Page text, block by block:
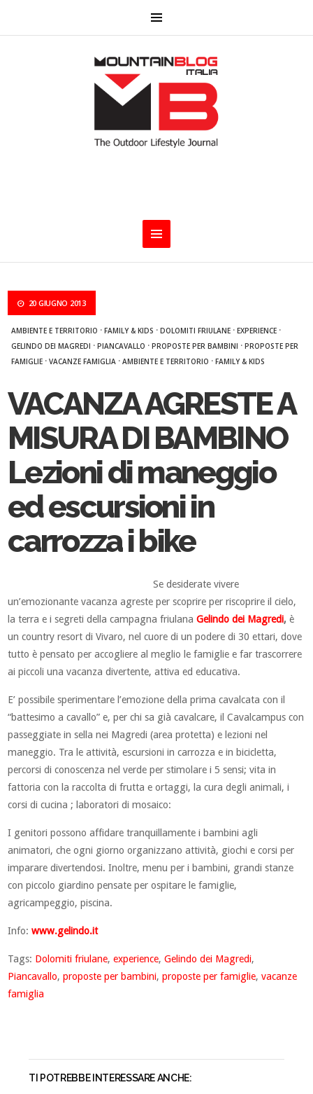
20 GIUGNO 2013
AMBIENTE E TERRITORIO ·FAMILY & KIDS ·DOLOMITI FRIULANE ·EXPERIENCE ·
GELINDO DEI MAGREDI ·PIANCAVALLO ·PROPOSTE PER BAMBINI ·PROPOSTE PER
FAMIGLIE ·VACANZE FAMIGLIA ·AMBIENTE E TERRITORIO ·FAMILY & KIDS
VACANZA AGRESTE A
MISURA DI BAMBINO
Lezioni di maneggio
ed escursioni in
carrozza i bike
Se desiderate vivere
un’emozionante vacanza agreste per scoprire per riscoprire il cielo,
la terra e i segreti della campagna friulana Gelindo dei Magredi, è
un country resort di Vivaro, nel cuore di un podere di 30 ettari, dove
tutto è pensato per accogliere al meglio le famiglie e far trascorrere
ai piccoli una vacanza divertente, attiva ed educativa.
E’ possibile sperimentare l’emozione della prima cavalcata con il
“battesimo a cavallo” e, per chi sa già cavalcare, il Cavalcampus con
passeggiate in sella nei Magredi (area protetta) e lezioni nel
maneggio. Tra le attività, escursioni in carrozza e in bicicletta,
percorsi di conoscenza nel verde per stimolare i 5 sensi; vita in
fattoria con la raccolta di frutta e ortaggi, la cura degli animali, i
corsi di cucina ; laboratori di mosaico:
I genitori possono affidare tranquillamente i bambini agli
animatori, che ogni giorno organizzano attività, giochi e corsi per
imparare divertendosi. Inoltre, menu per i bambini, grandi stanze
con piccolo giardino pensate per ospitare le famiglie,
agricampeggio, piscina.
Info:www.gelindo.it
Tags: Dolomiti friulane,experience,Gelindo dei Magredi,
Piancavallo,proposte per bambini,proposte per famiglie,vacanze
famiglia
TI POTREBBE INTERESSARE ANCHE: